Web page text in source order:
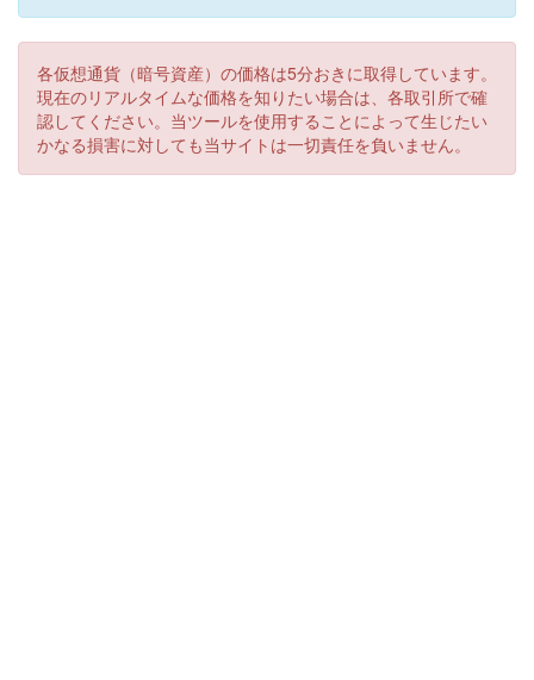
各仮想通貨（暗号資産）の価格は5分おきに取得しています。
現在のリアルタイムな価格を知りたい場合は、各取引所で確
認してください。当ツールを使用することによって生じたい
かなる損害に対しても当サイトは一切責任を負いません。